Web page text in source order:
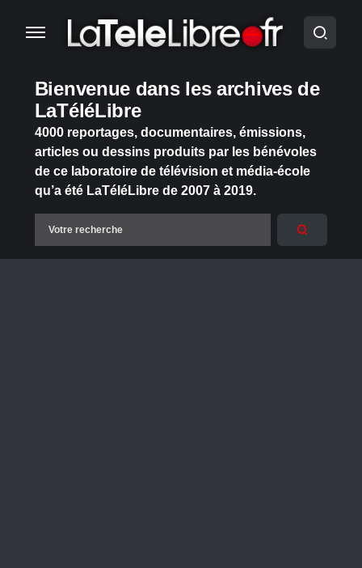
Bienvenue dans les archives de
LaTéléLibre
4000 reportages, documentaires, émissions,
articles ou dessins produits par les bénévoles
de ce laboratoire de télévision et média-école
qu’a été LaTéléLibre de 2007 à 2019.